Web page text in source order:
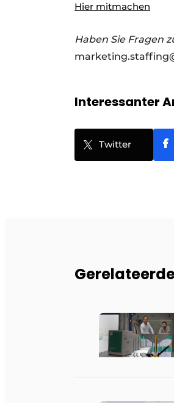
Hier mitmachen
Haben Sie Fragen
Interessanter
Twitter